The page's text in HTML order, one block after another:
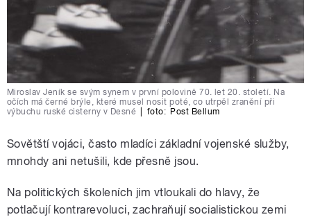
Miroslav Jeník se svým synem v první polovině 70. let 20. století. Na
očích má černé brýle, které musel nosit poté, co utrpěl zranění při
výbuchu ruské cisterny v Desné
foto: Post Bellum
Sovětští vojáci, často mladíci základní vojenské služby,
mnohdy ani netušili, kde přesně jsou.
Na politických školeních jim vtloukali do hlavy, že
potlačují kontrarevoluci, zachraňují socialistickou zemi